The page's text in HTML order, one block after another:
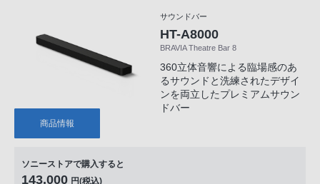
サウンドバー
HT-A8000
BRAVIA Theatre Bar 8
360立体音響による臨場感のあ
るサウンドと洗練されたデザイ
ンを両立したプレミアムサウン
ドバー
商品情報
ソニーストアで購入すると
143,000 円(税込)